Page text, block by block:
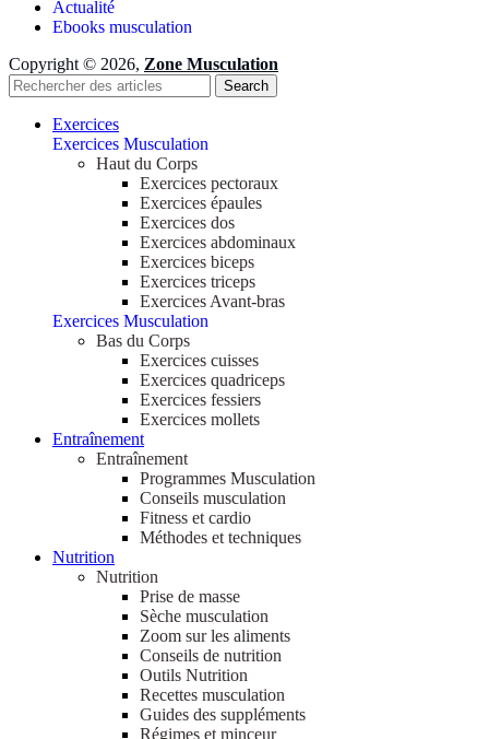
Actualité
Ebooks musculation
Copyright © 2026, Zone Musculation
Search
Exercices
Exercices Musculation
Haut du Corps
Exercices pectoraux
Exercices épaules
Exercices dos
Exercices abdominaux
Exercices biceps
Exercices triceps
Exercices Avant-bras
Exercices Musculation
Bas du Corps
Exercices cuisses
Exercices quadriceps
Exercices fessiers
Exercices mollets
Entraînement
Entraînement
Programmes Musculation
Conseils musculation
Fitness et cardio
Méthodes et techniques
Nutrition
Nutrition
Prise de masse
Sèche musculation
Zoom sur les aliments
Conseils de nutrition
Outils Nutrition
Recettes musculation
Guides des suppléments
Régimes et minceur